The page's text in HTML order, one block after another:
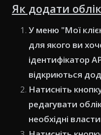
Як додати
У меню "Мої
для якого ви
ідентифікатор
відкриються
Натисніть
редагувати
необхідні